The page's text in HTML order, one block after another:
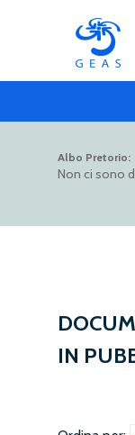
SERVIZI
ALBO
Albo Pretorio:
Non ci sono
IN